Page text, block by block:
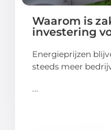
Waarom is
investering
Energieprijzen
steeds meer
...